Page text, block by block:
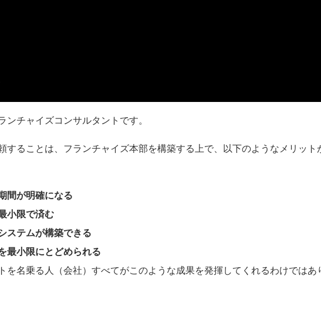
チャイズコンサルタントです。
することは、フランチャイズ本部を構築する上で、以下のようなメリット
間が明確になる
小限で済む
ステムが構築できる
最小限にとどめられる
を名乗る人（会社）すべてがこのような成果を発揮してくれるわけではあ